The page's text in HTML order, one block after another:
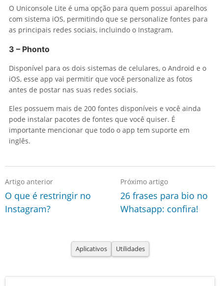
O Uniconsole Lite é uma opção para quem possui aparelhos
com sistema iOS, permitindo que se personalize fontes para
as principais redes sociais, incluindo o Instagram.
3 – Phonto
Disponível para os dois sistemas de celulares, o Android e o
iOS, esse app vai permitir que você personalize as fotos
antes de postar nas suas redes sociais.
Eles possuem mais de 200 fontes disponíveis e você ainda
pode instalar pacotes de fontes que você quiser. É
importante mencionar que todo o app tem suporte em
inglês.
Artigo anterior
O que é restringir no
Instagram?
Próximo artigo
26 frases para bio no
Whatsapp: confira!
Aplicativos Utilidades